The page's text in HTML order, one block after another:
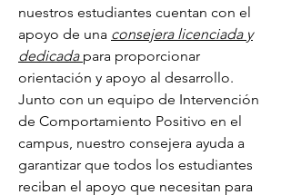
nuestros estudiantes cuentan con el
apoyo de una consejera licenciada y
dedicada para proporcionar
orientación y apoyo al desarrollo.
Junto con un equipo de Intervención
de Comportamiento Positivo en el
campus, nuestro consejera ayuda a
garantizar que todos los estudiantes
reciban el apoyo que necesitan para